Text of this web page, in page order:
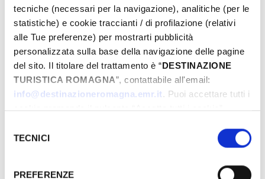
tecniche (necessari per la navigazione), analitiche (per le
statistiche) e cookie traccianti / di profilazione (relativi
alle Tue preferenze) per mostrarti pubblicità
personalizzata sulla base della navigazione delle pagine
del sito. Il titolare del trattamento è “DESTINAZIONE
TURISTICA ROMAGNA”, contattabile all'email:
info@destinazioneromagna.emr.it. Puoi accettare tutti i
cookie premendo il pulsante “Accetta tutti i cookie”,
gestire le tue preferenze facendo clic su “Personalizza”.
Qualora acconsenti a tutti i cookie i Tuoi dati potranno
delTECNICI
PREFERENZE
Dal
A
Comune